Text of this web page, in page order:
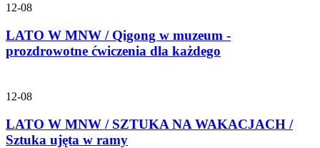
12-08
LATO W MNW / Qigong w muzeum -
prozdrowotne ćwiczenia dla każdego
12-08
LATO W MNW / SZTUKA NA WAKACJACH /
Sztuka ujęta w ramy